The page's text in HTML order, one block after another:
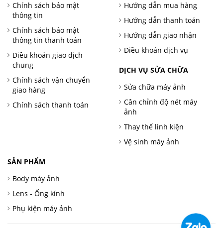
Chính sách bảo mật
thông tin
Chính sách bảo mật
thông tin thanh toán
Điều khoản giao dịch
chung
Chính sách vận chuyển
giao hàng
Chính sách thanh toán
Hướng dẫn mua hàng
Hướng dẫn thanh toán
Hướng dẫn giao nhận
Điều khoản dịch vụ
DỊCH VỤ SỬA CHỮA
Sửa chữa máy ảnh
Cân chỉnh độ nét máy
ảnh
Thay thế linh kiện
Vệ sinh máy ảnh
SẢN PHẨM
Body máy ảnh
Lens - Ống kính
Phụ kiện máy ảnh